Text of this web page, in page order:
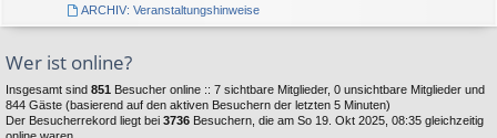
ARCHIV: Veranstaltungshinweise
Wer ist online?
Insgesamt sind 851 Besucher online :: 7 sichtbare Mitglieder, 0 unsichtbare Mitglieder und
844 Gäste (basierend auf den aktiven Besuchern der letzten 5 Minuten)
Der Besucherrekord liegt bei 3736 Besuchern, die am So 19. Okt 2025, 08:35 gleichzeitig